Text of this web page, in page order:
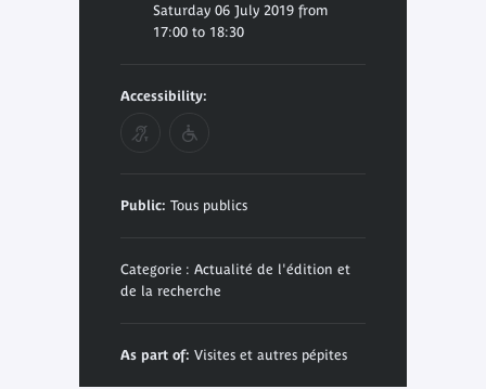
Saturday 06 July 2019 from
17:00 to 18:30
Accessibility:
Public: Tous publics
Categorie : Actualité de l'édition et
de la recherche
As part of: Visites et autres pépites